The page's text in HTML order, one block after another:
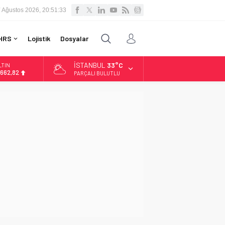
Ağustos 2026, 20:51:34
Lojistik Dosyalar
İSTANBUL 33°C
PARÇALI BULUTLU